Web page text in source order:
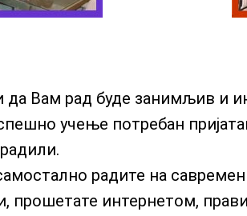
Вам рад буде занимљив и
учење потребан
радите на
прошетате интернетом,